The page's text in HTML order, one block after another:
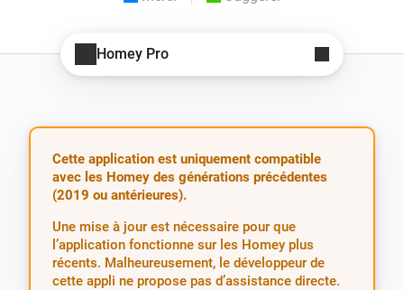
Homey Pro
Cette application est uniquement compatible
avec les Homey des générations précédentes
(2019 ou antérieures).
Une mise à jour est nécessaire pour que
l’application fonctionne sur les Homey plus
récents. Malheureusement, le développeur de
cette appli ne propose pas d’assistance directe.